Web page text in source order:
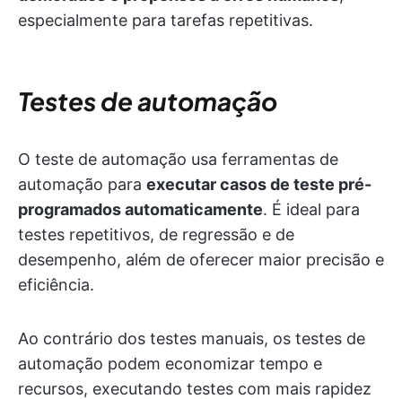
especialmente para tarefas repetitivas.
Testes de automação
O teste de automação usa ferramentas de
automação para executar casos de teste pré-
programados automaticamente. É ideal para
testes repetitivos, de regressão e de
desempenho, além de oferecer maior precisão e
eficiência.
Ao contrário dos testes manuais, os testes de
automação podem economizar tempo e
recursos, executando testes com mais rapidez